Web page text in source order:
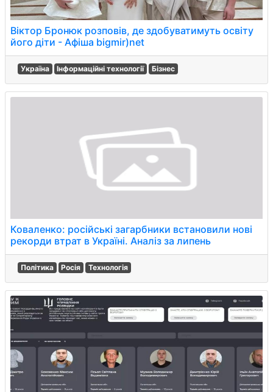
Віктор Бронюк розповів, де здобуватимуть освіту
його діти - Афіша bigmir)net
Україна Інформаційні технології Бізнес
Коваленко: російські загарбники встановили нові
рекорди втрат в Україні. Аналіз за липень
Політика Росія Технологія